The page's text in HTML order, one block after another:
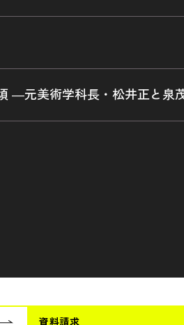
―元美術学科長・松井正と
資料請求